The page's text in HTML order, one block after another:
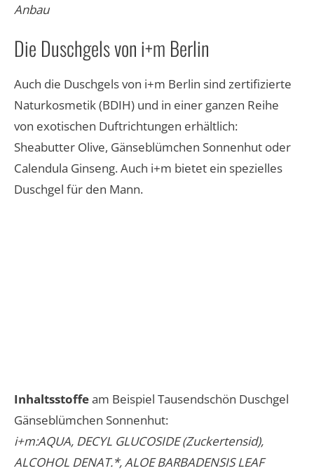
Anbau​
Die Duschgels von i+m Berlin
Auch die Duschgels von i+m Berlin sind zertifizierte
Naturkosmetik (BDIH) und in einer ganzen Reihe
von exotischen Duftrichtungen erhältlich:
Sheabutter Olive, Gänseblümchen Sonnenhut oder
Calendula Ginseng. Auch i+m bietet ein spezielles
Duschgel für den Mann.
Inhaltsstoffeam Beispiel Tausendschön Duschgel
Gänseblümchen Sonnenhut:
i+m:AQUA, DECYL GLUCOSIDE (Zuckertensid),
ALCOHOL DENAT.*, ALOE BARBADENSIS LEAF